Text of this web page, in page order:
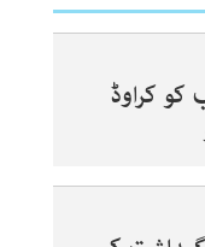
27 ویں شب کو کراوڈ